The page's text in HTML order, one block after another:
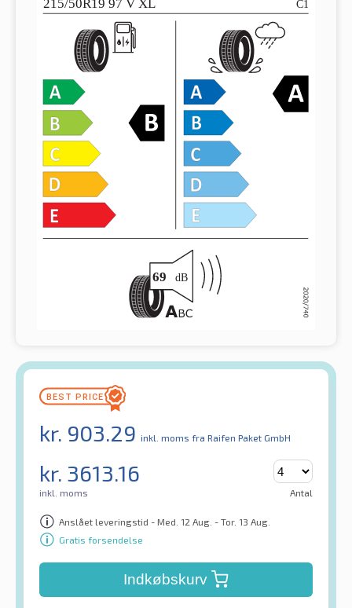
kr. 903.29 inkl. moms fra Raifen Paket GmbH
kr. 3613.16
inkl. moms Antal
Anslået leveringstid - Med. 12 Aug. - Tor. 13 Aug.
Gratis forsendelse
Indkøbskurv